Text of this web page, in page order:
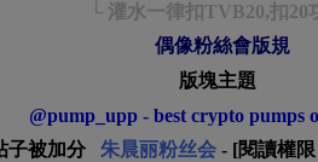
└ 灌水一律扣TVB20,扣20
偶像粉絲會版規
版塊主題
@pump_upp - best crypto pumps
朱晨丽粉丝会- [閱讀權